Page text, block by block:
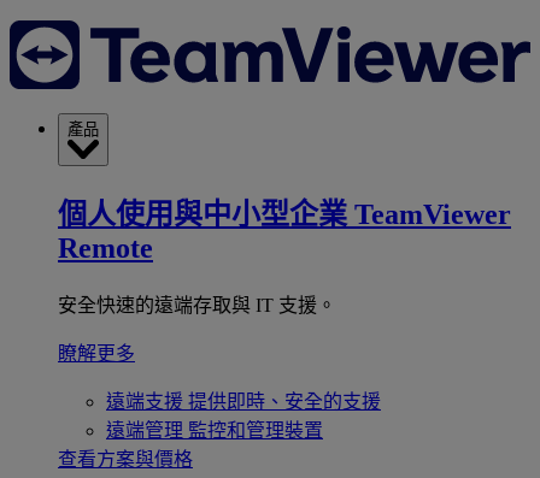
產品
個人使用與中小型企業 TeamViewer
Remote
安全快速的遠端存取與 IT 支援。
瞭解更多
遠端支援 提供即時、安全的支援
遠端管理 監控和管理裝置
查看方案與價格